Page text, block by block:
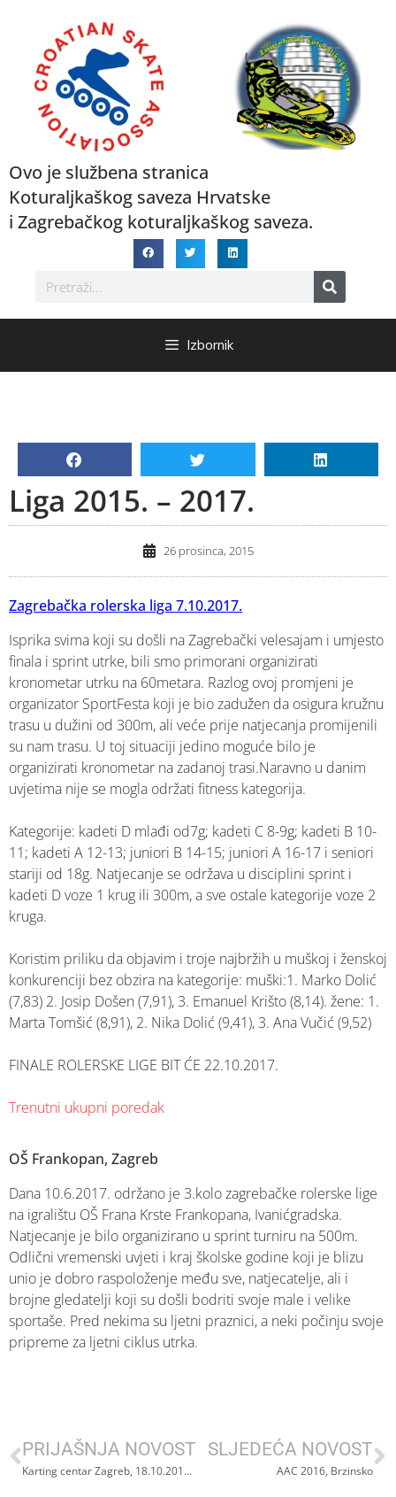
Ovo je službena stranica
Koturaljkaškog saveza Hrvatske
i Zagrebačkog koturaljkaškog saveza.
Izbornik
Liga 2015. – 2017.
26 prosinca, 2015
Zagrebačka rolerska liga 7.10.2017.
Isprika svima koji su došli na Zagrebački velesajam i umjesto
finala i sprint utrke, bili smo primorani organizirati
kronometar utrku na 60metara. Razlog ovoj promjeni je
organizator SportFesta koji je bio zadužen da osigura kružnu
trasu u dužini od 300m, ali veće prije natjecanja promijenili
su nam trasu. U toj situaciji jedino moguće bilo je
organizirati kronometar na zadanoj trasi.Naravno u danim
uvjetima nije se mogla održati fitness kategorija.
Kategorije: kadeti D mlađi od7g; kadeti C 8-9g; kadeti B 10-
11; kadeti A 12-13; juniori B 14-15; juniori A 16-17 i seniori
stariji od 18g. Natjecanje se održava u disciplini sprint i
kadeti D voze 1 krug ili 300m, a sve ostale kategorije voze 2
kruga.
Koristim priliku da objavim i troje najbržih u muškoj i ženskoj
konkurenciji bez obzira na kategorije: muški:1. Marko Dolić
(7,83) 2. Josip Došen (7,91), 3. Emanuel Krišto (8,14). žene: 1.
Marta Tomšić (8,91), 2. Nika Dolić (9,41), 3. Ana Vučić (9,52)
FINALE ROLERSKE LIGE BIT ĆE 22.10.2017.
Trenutni ukupni poredak
OŠ Frankopan, Zagreb
Dana 10.6.2017. održano je 3.kolo zagrebačke rolerske lige
na igralištu OŠ Frana Krste Frankopana, Ivanićgradska.
Natjecanje je bilo organizirano u sprint turniru na 500m.
Odlični vremenski uvjeti i kraj školske godine koji je blizu
unio je dobro raspoloženje među sve, natjecatelje, ali i
brojne gledatelji koji su došli bodriti svoje male i velike
sportaše. Pred nekima su ljetni praznici, a neki počinju svoje
pripreme za ljetni ciklus utrka.
PRIJAŠNJA NOVOST
Karting centar Zagreb, 18.10.2015. finale Zagrebačke rolerske lige i Hrvatskog inline kupa,
SLJEDEĆA NOVOST
AAC 2016, Brzinsko